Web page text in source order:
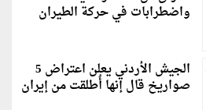
واضطرابات في حركة الطيران
الجيش الأردني يعلن اعتراض 5
صواريخ قال إنها أُطلقت من إيران